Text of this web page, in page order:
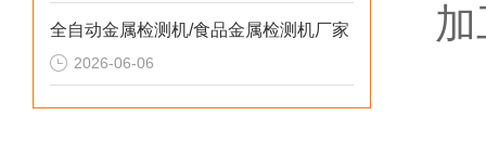
全自动金属检测机/食品金属检测机厂家
2026-06-06